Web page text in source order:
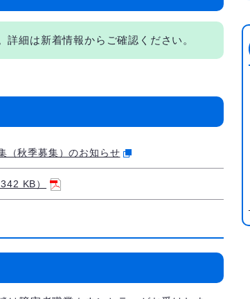
細は新着情報からご確認ください。
（秋季募集）のお知らせ
KB）